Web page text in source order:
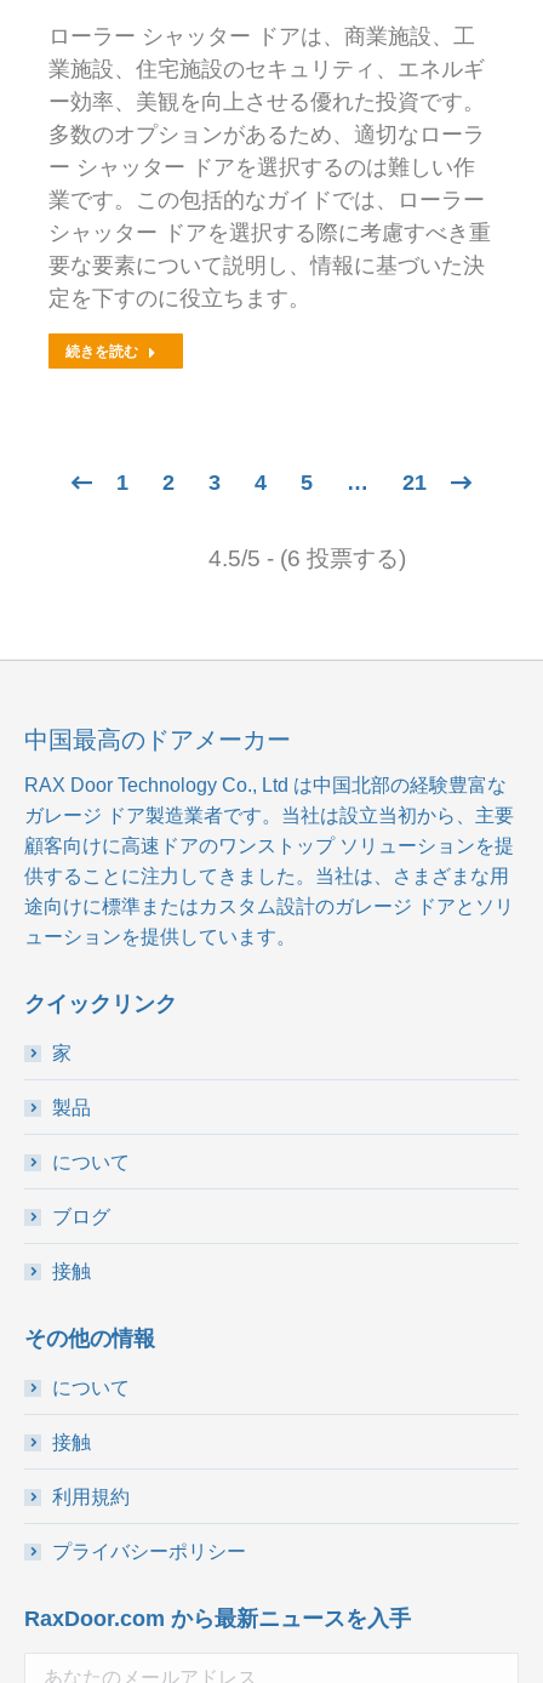
ローラー シャッター ドアは、商業施設、工
業施設、住宅施設のセキュリティ、エネルギ
ー効率、美観を向上させる優れた投資です。
多数のオプションがあるため、適切なローラ
ー シャッター ドアを選択するのは難しい作
業です。この包括的なガイドでは、ローラー
シャッター ドアを選択する際に考慮すべき重
要な要素について説明し、情報に基づいた決
定を下すのに役立ちます。
続きを読む
1 2 3 4 5 … 21
4.5/5 - (6 投票する)
中国最高のドアメーカー
RAX Door Technology Co., Ltd は中国北部の経験豊富な
ガレージ ドア製造業者です。当社は設立当初から、主要
顧客向けに高速ドアのワンストップ ソリューションを提
供することに注力してきました。当社は、さまざまな用
途向けに標準またはカスタム設計のガレージ ドアとソリ
ューションを提供しています。
クイックリンク
家
製品
について
ブログ
接触
その他の情報
について
接触
利用規約
プライバシーポリシー
RaxDoor.com から最新ニュースを入手